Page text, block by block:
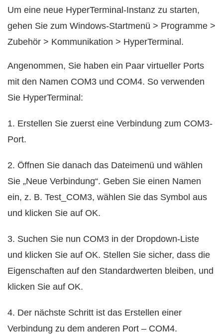
Um eine neue HyperTerminal-Instanz zu starten,
gehen Sie zum Windows-Startmenü > Programme >
Zubehör > Kommunikation > HyperTerminal.
Angenommen, Sie haben ein Paar virtueller Ports
mit den Namen COM3 und COM4. So verwenden
Sie HyperTerminal:
1. Erstellen Sie zuerst eine Verbindung zum COM3-
Port.
2. Öffnen Sie danach das Dateimenü und wählen
Sie „Neue Verbindung“. Geben Sie einen Namen
ein, z. B. Test_COM3, wählen Sie das Symbol aus
und klicken Sie auf OK.
3. Suchen Sie nun COM3 in der Dropdown-Liste
und klicken Sie auf OK. Stellen Sie sicher, dass die
Eigenschaften auf den Standardwerten bleiben, und
klicken Sie auf OK.
4. Der nächste Schritt ist das Erstellen einer
Verbindung zu dem anderen Port – COM4.